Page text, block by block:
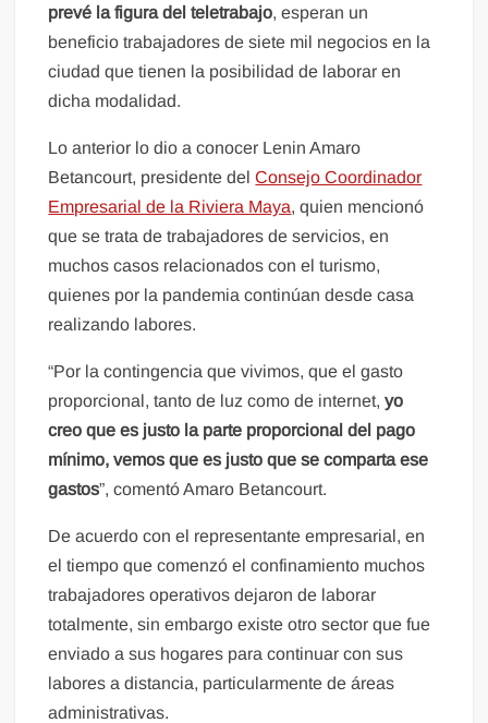
prevé la figura del teletrabajo, esperan un
beneficio trabajadores de siete mil negocios en la
ciudad que tienen la posibilidad de laborar en
dicha modalidad.
Lo anterior lo dio a conocer Lenin Amaro
Betancourt, presidente delConsejo Coordinador
Empresarial de la Riviera Maya, quien mencionó
que se trata de trabajadores de servicios, en
muchos casos relacionados con el turismo,
quienes por la pandemia continúan desde casa
realizando labores.
“Por la contingencia que vivimos, que el gasto
proporcional, tanto de luz como de internet,yo
creo que es justo la parte proporcional del pago
mínimo, vemos que es justo que se comparta ese
gastos”, comentó Amaro Betancourt.
De acuerdo con el representante empresarial, en
el tiempo que comenzó el confinamiento muchos
trabajadores operativos dejaron de laborar
totalmente, sin embargo existe otro sector que fue
enviado a sus hogares para continuar con sus
labores a distancia, particularmente de áreas
administrativas.